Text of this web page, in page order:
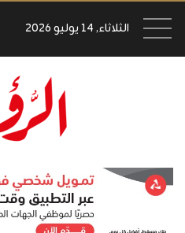
الثلاثاء, 14 يوليو 2026